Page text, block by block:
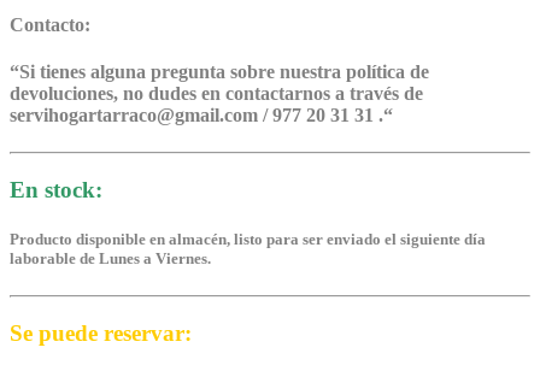
Contacto:
“Si tienes alguna pregunta sobre nuestra política de
devoluciones, no dudes en contactarnos a través de
servihogartarraco@gmail.com / 977 20 31 31 .“
En stock:
Producto disponible en almacén, listo para ser enviado el siguiente día
laborable de Lunes a Viernes.
Se puede reservar: